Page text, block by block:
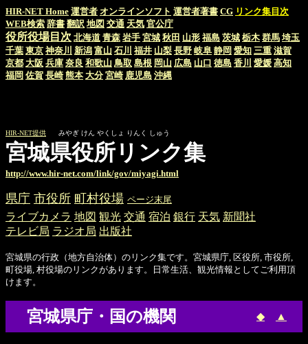
HIR-NET Home 運営者 オンラインソフト 運営者著書 CG リンク集目次
WEB検索 辞書 翻訳 地図 交通 天気 官公庁
役所役場目次 北海道 青森 岩手 宮城 秋田 山形 福島 茨城 栃木 群馬 埼玉
千葉 東京 神奈川 新潟 富山 石川 福井 山梨 長野 岐阜 静岡 愛知 三重 滋賀
京都 大阪 兵庫 奈良 和歌山 鳥取 島根 岡山 広島 山口 徳島 香川 愛媛 高知
福岡 佐賀 長崎 熊本 大分 宮崎 鹿児島 沖縄
HIR-NET提供 みやぎ けん やくしょ りんく しゅう
宮城県役所リンク集
http://www.hir-net.com/link/gov/miyagi.html
県庁 市役所 町村役場 ページ末尾
ライブカメラ 地図 観光 交通 宿泊 銀行 天気 新聞社
テレビ局 ラジオ局 出版社
宮城県の行政（地方自治体）のリンク集です。宮城県庁, 区役所, 市役所,
町役場, 村役場のリンクがあります。日常生活、観光情報としてご利用頂
けます。
宮城県庁・国の機関 ◆ ▲